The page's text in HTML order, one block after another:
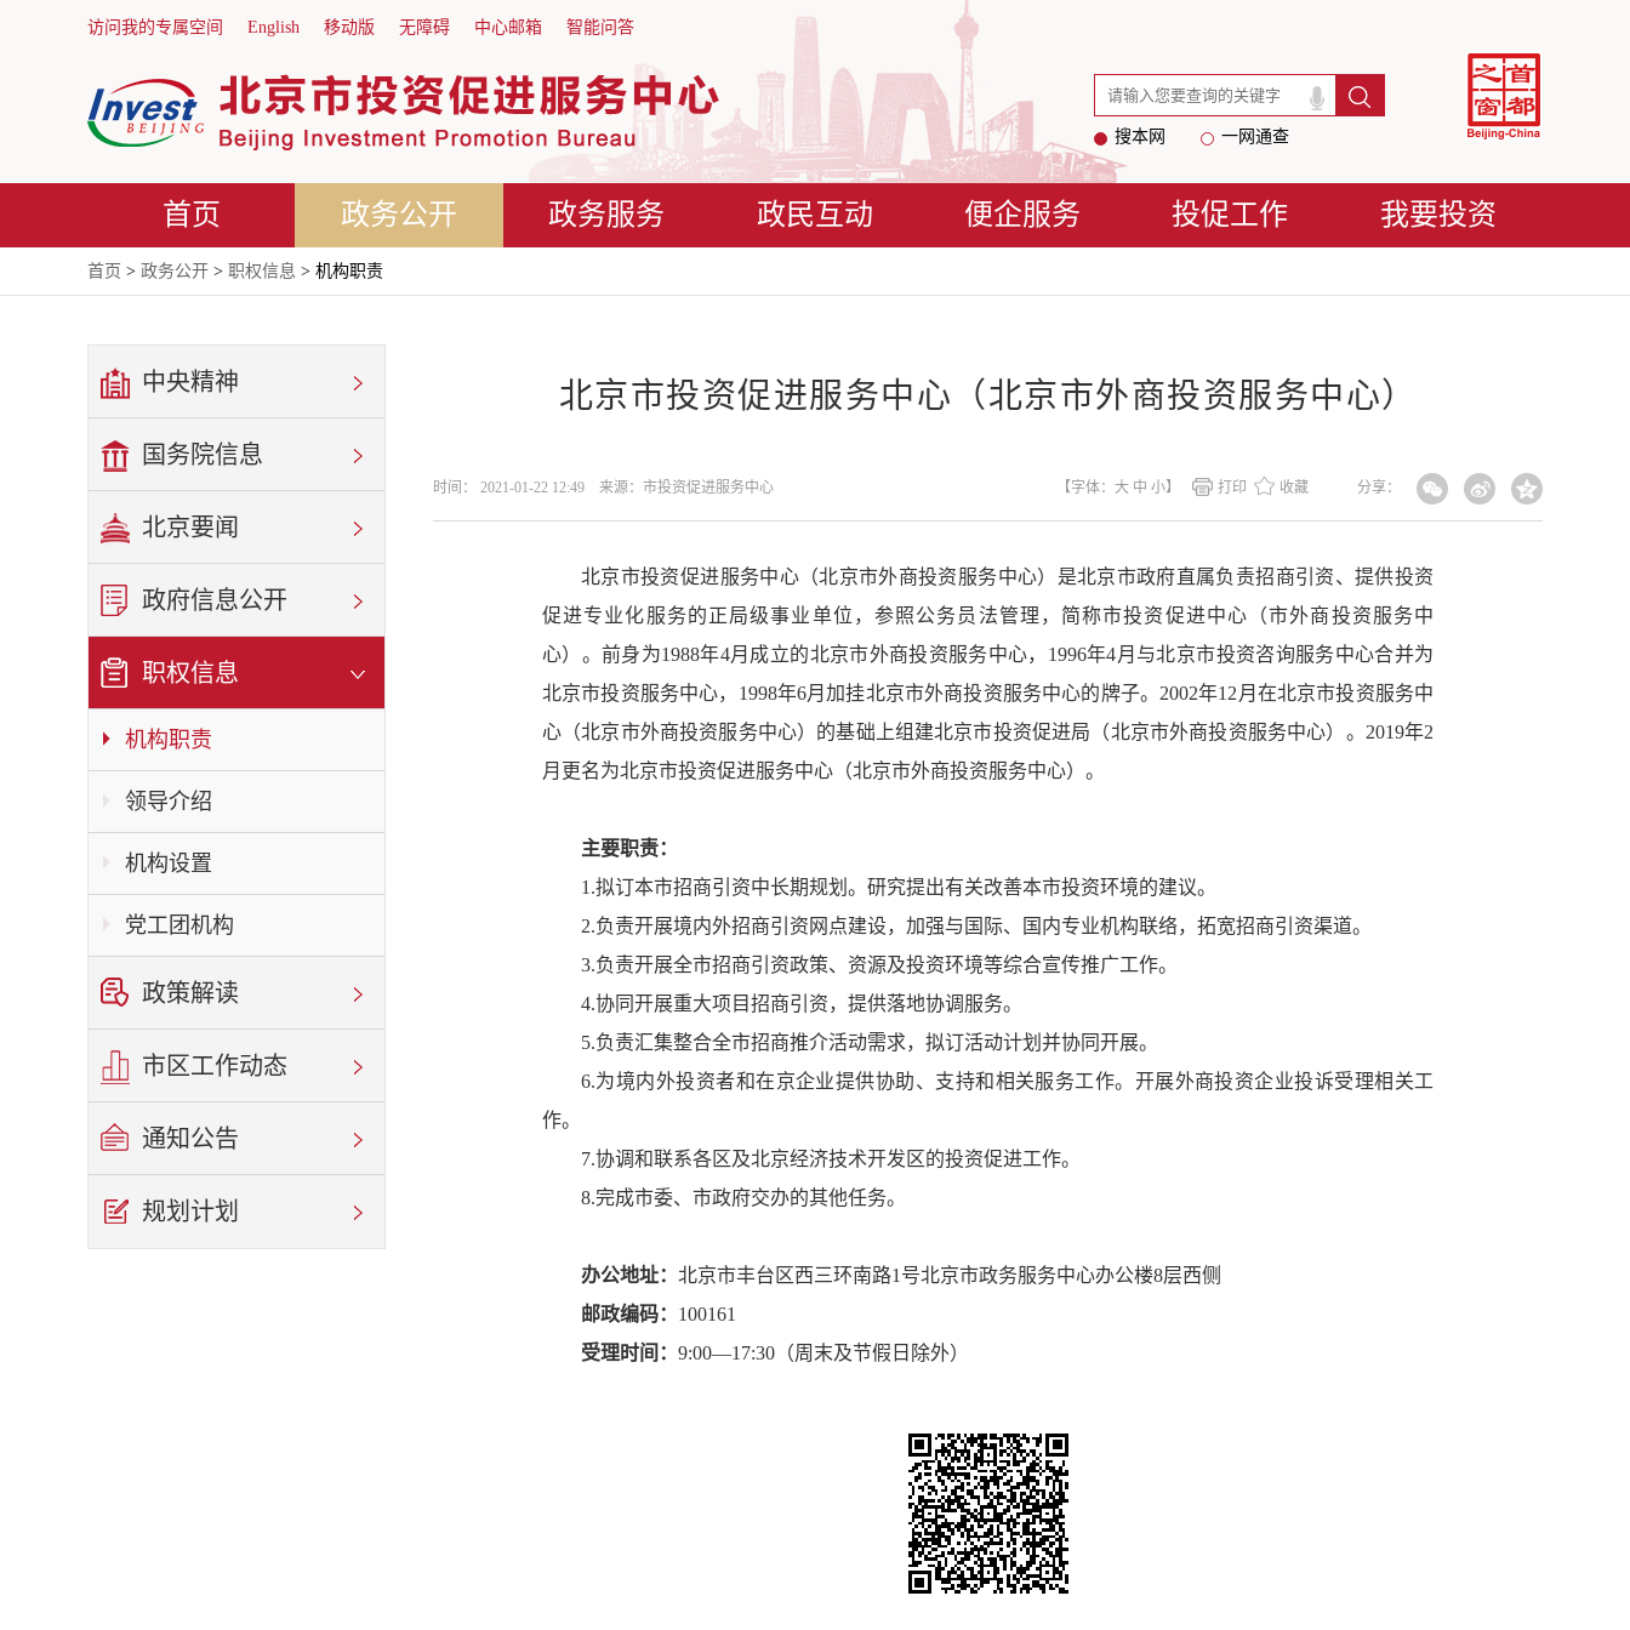
访问我的专属空间 English 移动版 无障碍 中心邮箱 智能问答
搜本网 一网通查
首页 政务公开 政务服务 政民互动 便企服务 投促工作 我要投资
首页 > 政务公开 > 职权信息 > 机构职责
中央精神
国务院信息
北京要闻
政府信息公开
职权信息
机构职责
领导介绍
机构设置
党工团机构
政策解读
市区工作动态
通知公告
规划计划
北京市投资促进服务中心（北京市外商投资服务中心）
时间： 2021-01-22 12:49 来源：市投资促进服务中心 分享：
【字体： 大 中 小】 打印 收藏
北京市投资促进服务中心（北京市外商投资服务中心）是北京市政府直属负责招商引资、提供投资
促进专业化服务的正局级事业单位，参照公务员法管理，简称市投资促进中心（市外商投资服务中
心）。前身为1988年4月成立的北京市外商投资服务中心，1996年4月与北京市投资咨询服务中心合并为
北京市投资服务中心，1998年6月加挂北京市外商投资服务中心的牌子。2002年12月在北京市投资服务中
心（北京市外商投资服务中心）的基础上组建北京市投资促进局（北京市外商投资服务中心）。2019年2
月更名为北京市投资促进服务中心（北京市外商投资服务中心）。
主要职责：
1.拟订本市招商引资中长期规划。研究提出有关改善本市投资环境的建议。
2.负责开展境内外招商引资网点建设，加强与国际、国内专业机构联络，拓宽招商引资渠道。
3.负责开展全市招商引资政策、资源及投资环境等综合宣传推广工作。
4.协同开展重大项目招商引资，提供落地协调服务。
5.负责汇集整合全市招商推介活动需求，拟订活动计划并协同开展。
6.为境内外投资者和在京企业提供协助、支持和相关服务工作。开展外商投资企业投诉受理相关工
作。
7.协调和联系各区及北京经济技术开发区的投资促进工作。
8.完成市委、市政府交办的其他任务。
办公地址： 北京市丰台区西三环南路1号北京市政务服务中心办公楼8层西侧
邮政编码： 100161
受理时间： 9:00—17:30（周末及节假日除外）